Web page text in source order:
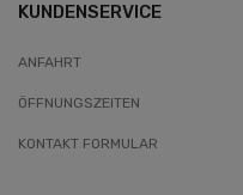
KUNDENSERVICE
ANFAHRT
ÖFFNUNGSZEITEN
KONTAKT FORMULAR